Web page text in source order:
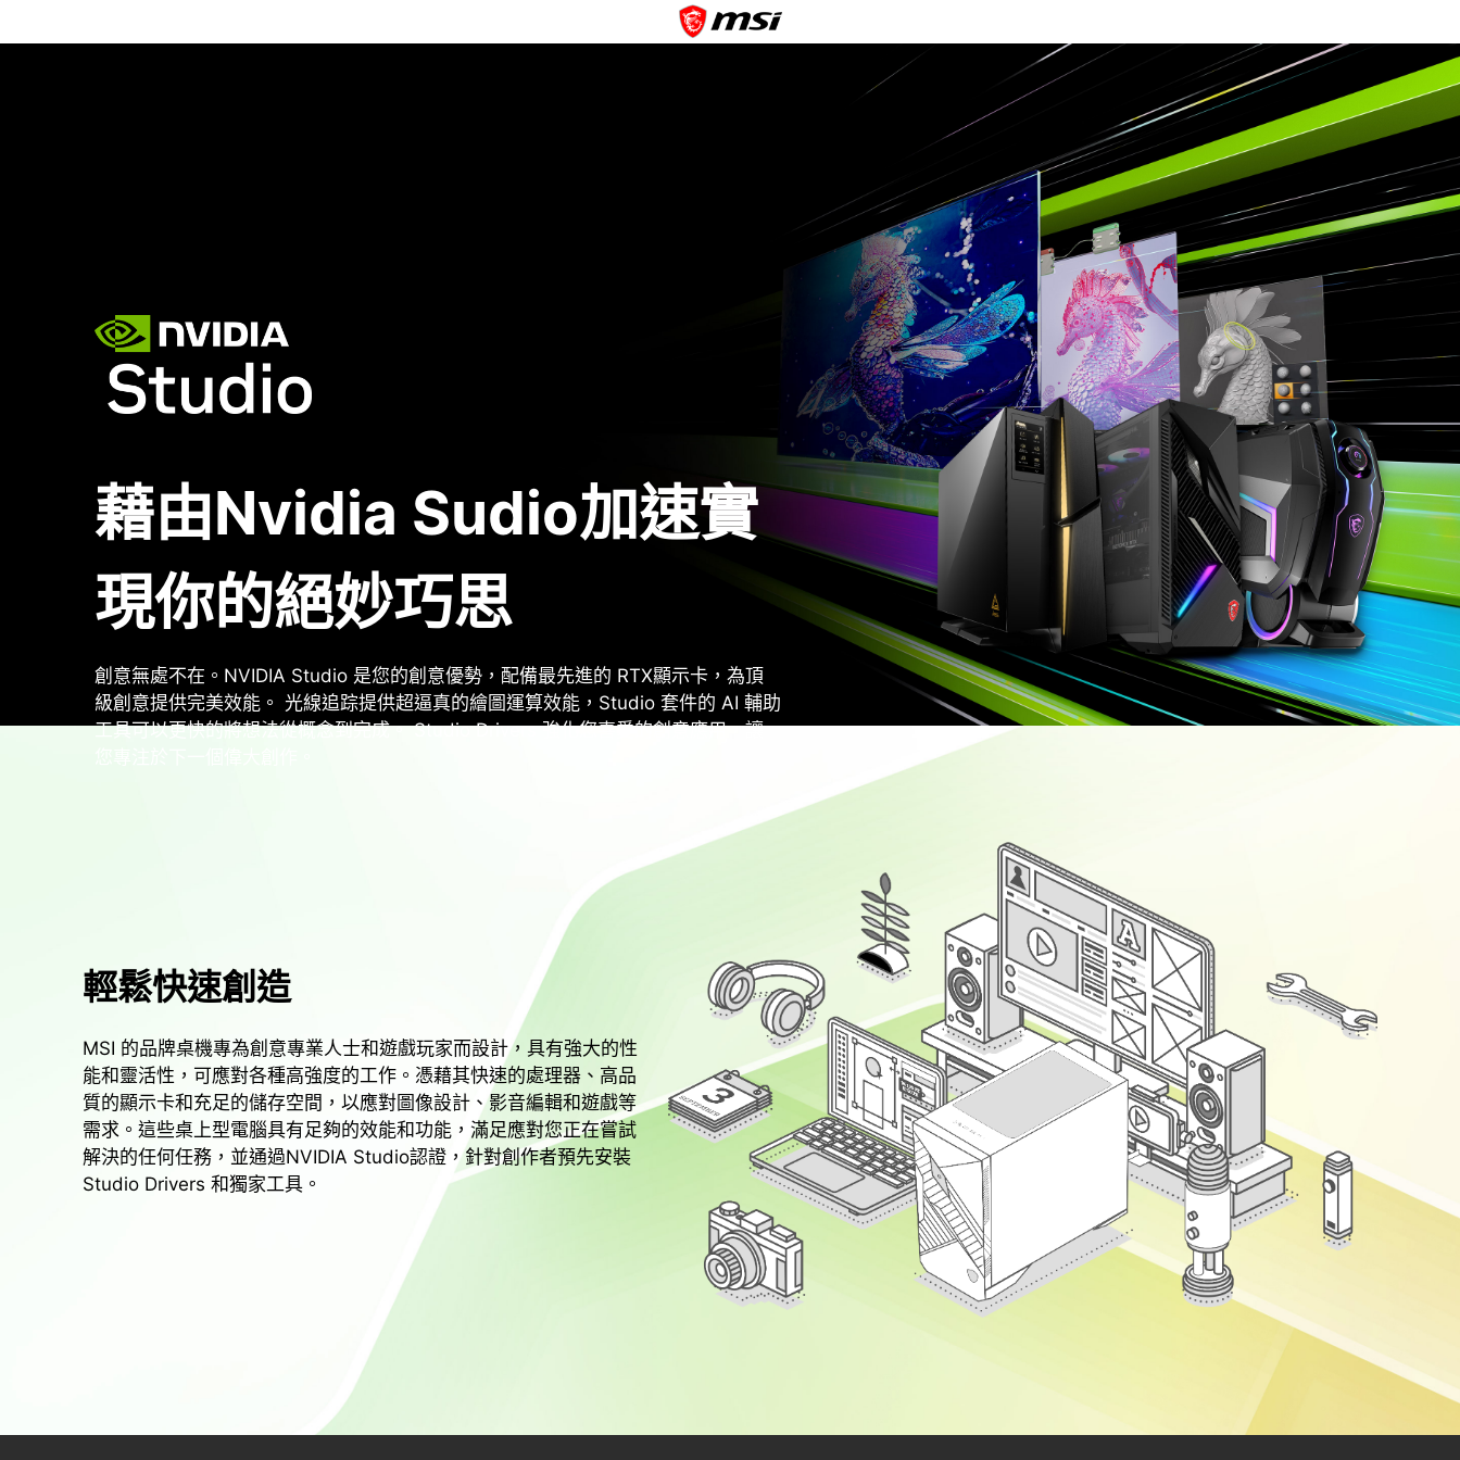
藉由Nvidia Sudio加速實
現你的絕妙巧思
創意無處不在。NVIDIA Studio 是您的創意優勢，配備最先進的 RTX顯示卡，為頂
級創意提供完美效能。 光線追踪提供超逼真的繪圖運算效能，Studio 套件的 AI 輔助
工具可以更快的將想法從概念到完成。 Studio Drivers 強化您喜愛的創意應用，讓
輕鬆快速創造
MSI 的品牌桌機專為創意專業人士和遊戲玩家而設計，具有強大的性
能和靈活性，可應對各種高強度的工作。憑藉其快速的處理器、高品
質的顯示卡和充足的儲存空間，以應對圖像設計、影音編輯和遊戲等
需求。這些桌上型電腦具有足夠的效能和功能，滿足應對您正在嘗試
解決的任何任務，並通過NVIDIA Studio認證，針對創作者預先安裝
Studio Drivers 和獨家工具。